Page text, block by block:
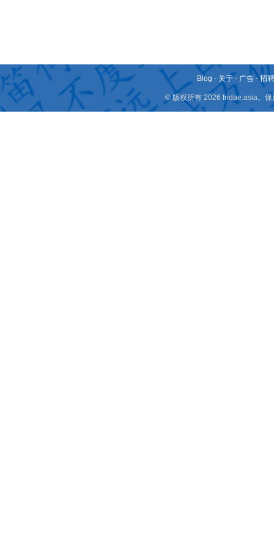
Blog - 关于 - 广告 -招
© 版权所有 2026 fridae.asia。